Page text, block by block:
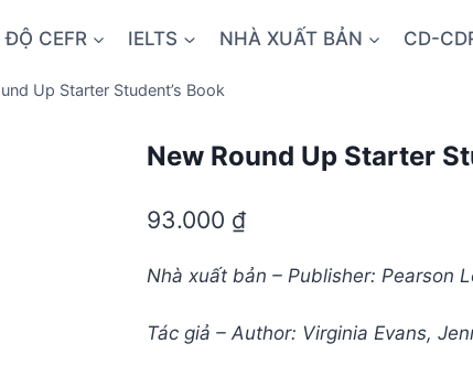
ĐỘ CEFR IELTS NHÀ XUẤT BẢN CD-
Up Starter Student’s Book
New Round Up Starter
93.000 ₫
Nhà xuất bản – Publisher: Pearson
Tác giả – Author: Virginia Evans,